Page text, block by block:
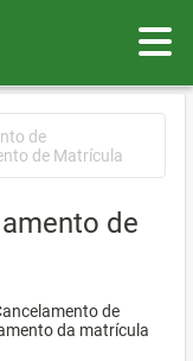
de
de Matrícula
de
de
da matrícula